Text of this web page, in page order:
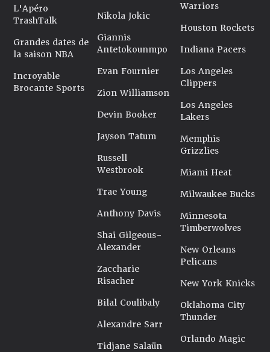
L'Apéro
TrashTalk
Grandes dates de
la saison NBA
Incroyable
Brocante Sports
Nikola Jokic
Giannis
Antetokounmpo
Evan Fournier
Zion Williamson
Devin Booker
Jayson Tatum
Russell
Westbrook
Trae Young
Anthony Davis
Shai Gilgeous-
Alexander
Zaccharie
Risacher
Bilal Coulibaly
Alexandre Sarr
Tidjane Salaün
Warriors
Houston Rockets
Indiana Pacers
Los Angeles
Clippers
Los Angeles
Lakers
Memphis
Grizzlies
Miami Heat
Milwaukee Bucks
Minnesota
Timberwolves
New Orleans
Pelicans
New York Knicks
Oklahoma City
Thunder
Orlando Magic